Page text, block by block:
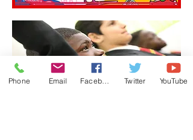
અમારી શાળાનો દિવસ
Phone Email Twitter YouTube